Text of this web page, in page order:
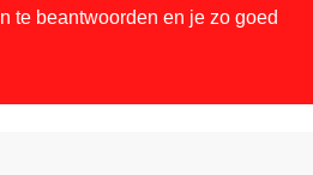
te beantwoorden en je zo goed